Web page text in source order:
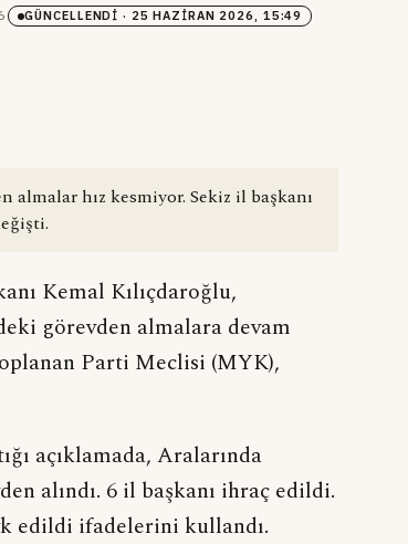
· GÜNCELLENDI · 25 HAZIRAN 2026, 15:49
almalar hız kesmiyor. Sekiz il başkanı
Kemal Kılıçdaroğlu,
görevden almalara devam
Parti Meclisi (MYK),
açıklamada, Aralarında
alındı. 6 il başkanı ihraç edildi.
edildi ifadelerini kullandı.